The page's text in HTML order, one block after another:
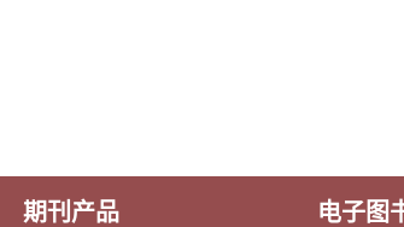
期刊产品 电子图